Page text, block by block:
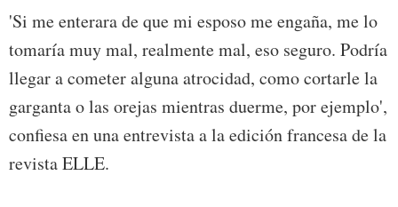
'Si me enterara de que mi esposo me engaña, me lo
tomaría muy mal, realmente mal, eso seguro. Podría
llegar a cometer alguna atrocidad, como cortarle la
garganta o las orejas mientras duerme, por ejemplo',
confiesa en una entrevista a la edición francesa de la
revista ELLE.